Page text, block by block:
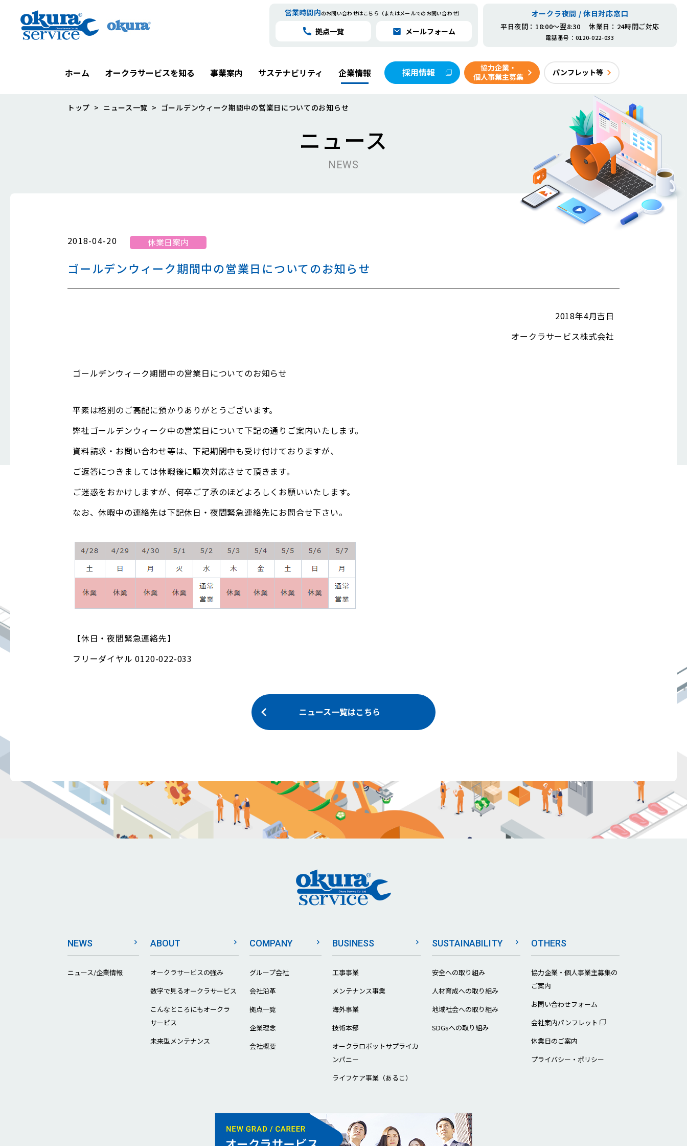
ホーム オークラサービスを知る
オークラサービスを知る
数字で見るオークラサービス こんなところにもオークラサービス
事業案内
事業案内
メンテナンス事業
ライフケア事業（あるこ）
サステナビリティ
サステナビリティ
人材育成への取り組み
企業情報
企業情報
採用情報
協力企業・
個人事業主募集
パンフレット等
オークラ夜間 / 休日対応窓口
平日夜間 ：18:00～翌8:30 休業日 ：24時間ご対応
電話番号 ： 0120-022-033
営業時間内のお問い合わせはこちら （またはメールでのお問い合わせ）
拠点一覧 メールフォーム
トップ ニュース一覧 ゴールデンウィーク期間中の営業日についてのお知らせ
ニュース
NEWS
2018-04-20 休業日案内
ゴールデンウィーク期間中の営業日についてのお知らせ
2018年4月吉日
オークラサービス株式会社
ゴールデンウィーク期間中の営業日についてのお知らせ
平素は格別のご高配に預かりありがとうございます。
弊社ゴールデンウィーク中の営業日について下記の通りご案内いたします。
資料請求・お問い合わせ等は、下記期間中も受け付けておりますが、
ご返答につきましては休暇後に順次対応させて頂きます。
ご迷惑をおかけしますが、何卒ご了承のほどよろしくお願いいたします。
なお、休暇中の連絡先は下記休日・夜間緊急連絡先にお問合せ下さい。
【休日・夜間緊急連絡先】
フリーダイヤル 0120-022-033
ニュース一覧はこちら
NEWS
ニュース/企業情報
ABOUT
オークラサービスの強み
数字で見るオークラサービス
こんなところにもオークラ
サービス
未来型メンテナンス
COMPANY
グループ会社
会社沿革
拠点一覧
企業理念
会社概要
BUSINESS
工事事業
メンテナンス事業
海外事業
技術本部
オークラロボットサプライカ
ンパニー
ライフケア事業（あるこ）
SUSTAINABILITY
安全への取り組み
人材育成への取り組み
地域社会への取り組み
SDGsへの取り組み
OTHERS
協力企業・個人事業主募集の
ご案内
お問い合わせフォーム
会社案内パンフレット
休業日のご案内
プライバシー・ポリシー